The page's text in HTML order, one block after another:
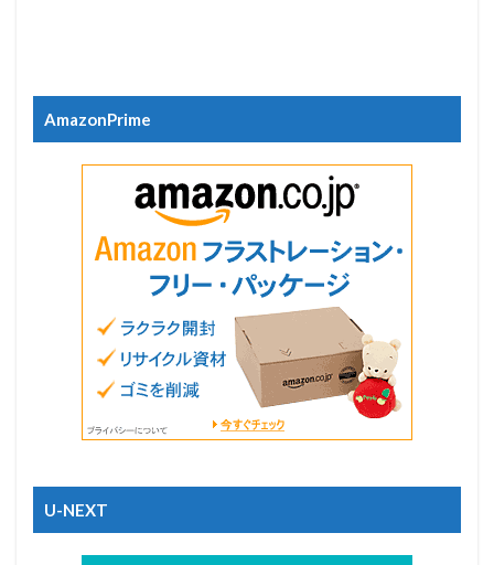
AmazonPrime
U-NEXT